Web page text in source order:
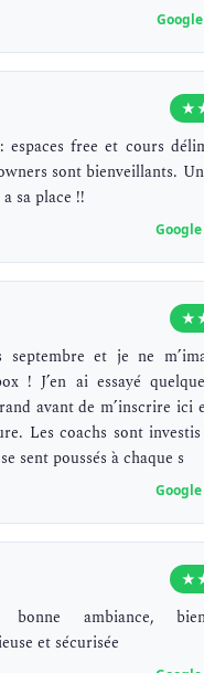
Google
espaces free et cours
sont bienveillants.
sa place !!
Google
septembre et je ne
! J’en ai essayé
avant de m’inscrire ici
Les coachs sont investis
sent poussés à chaque s
Google
ambiance,
et sécurisée